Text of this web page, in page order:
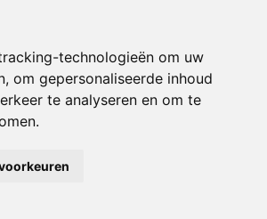
technologieën om uw
om gepersonaliseerde inhoud
te analyseren en om te